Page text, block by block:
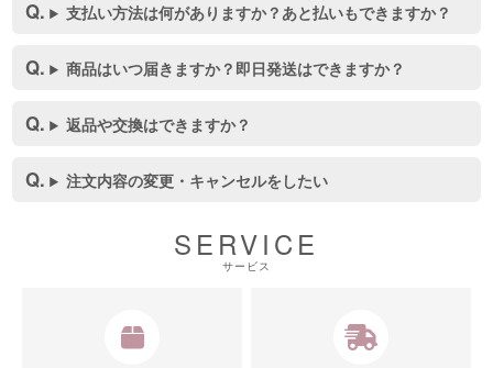
支払い方法は何がありますか？あと払いもできますか？
商品はいつ届きますか？即日発送はできますか？
返品や交換はできますか？
注文内容の変更・キャンセルをしたい
SERVICE
サービス